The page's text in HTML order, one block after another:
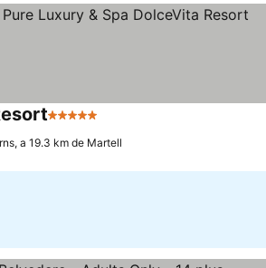
5 Estrelas
a 19.3 km de Martell